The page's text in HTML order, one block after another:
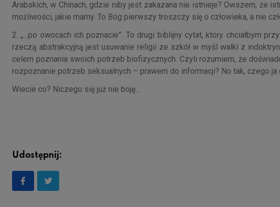
Arabskich, w Chinach, gdzie niby jest zakazana nie istnieje? Owszem, że
możliwości, jakie mamy. To Bóg pierwszy troszczy się o człowieka, a nie
2. „…po owocach ich poznacie”. To drugi biblijny cytat, który chciałbym
rzeczą abstrakcyjną jest usuwanie religii ze szkół w myśl walki z
celem poznania swoich potrzeb biofizycznych. Czyli rozumiem, że
rozpoznanie potrzeb seksualnych – prawem do informacji? No tak, czego ja
Wiecie co? Niczego się już nie boję…
Udostępnij: